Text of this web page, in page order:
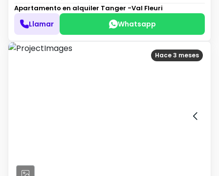
Apartamento en alquiler Tanger -Val Fleuri
Llamar Whatsapp
Hace 3 meses